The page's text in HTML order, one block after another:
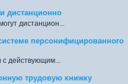
дистанционно
дистанцион...
персонифицированного
с действующим...
трудовую книжку